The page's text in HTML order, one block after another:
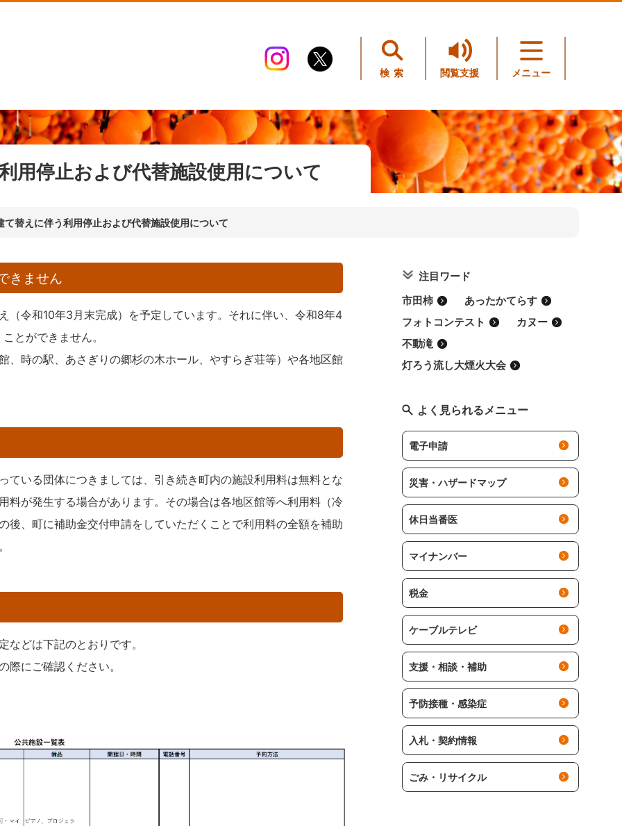
検索 閲覧支援 メニュー
用停止および代替施設使用について
て替えに伴う利用停止および代替施設使用について
きません
（令和10年3月末完成）を予定しています。それに伴い、令和8年4
とができません。
、時の駅、あさぎりの郷杉の木ホール、やすらぎ荘等）や各地区館
ている団体につきましては、引き続き町内の施設利用料は無料とな
料が発生する場合があります。その場合は各地区館等へ利用料（冷
後、町に補助金交付申請をしていただくことで利用料の全額を補助
どは下記のとおりです。
にご確認ください。
注目ワード
市田柿
あったかてらす
フォトコンテスト
カヌー
不動滝
灯ろう流し大煙火大会
よく見られるメニュー
電子申請
災害・ハザードマップ
休日当番医
マイナンバー
税金
ケーブルテレビ
支援・相談・補助
予防接種・感染症
入札・契約情報
ごみ・リサイクル